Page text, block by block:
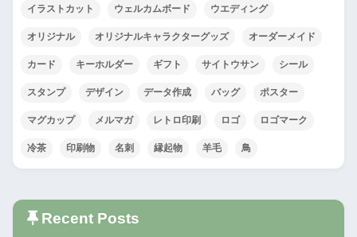
イラストカット ウェルカムボード ウエディング
オリジナル オリジナルキャラクターグッズ オーダーメイド
カード キーホルダー ギフト サイトウサン シール
スタンプ デザイン データ作成 バッグ ポスター
マグカップ メルマガ レトロ印刷 ロゴ ロゴマーク
冷茶 印刷物 名刺 縁起物 羊毛 鳥
Recent Posts